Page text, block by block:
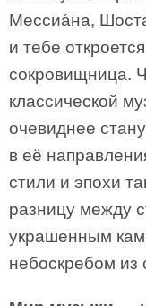
Мессиáна,
и тебе
сокровищница.
классической
очевиднее
в её
стили и эпохи
разницу между
украшенным
небоскребом из